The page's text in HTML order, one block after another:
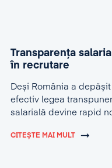
Transparența
în recrutare
Deși România a
efectiv legea
salarială devine rapid
CITEȘTE MAI MULT